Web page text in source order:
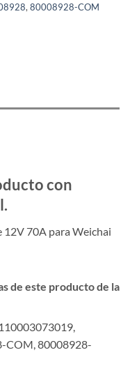
, 80008928-COM
con
70A para Weichai
de este producto de la
COM, 80008928-